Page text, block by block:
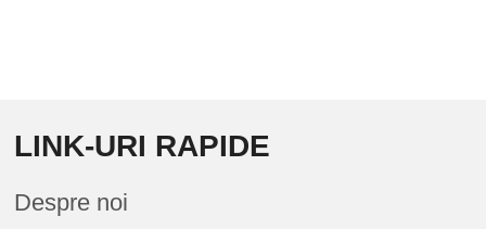
LINK-URI RAPIDE
Despre noi